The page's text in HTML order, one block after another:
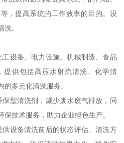
，提高系统的工作效率的目的。设
。
设备、电力设施、机械制造、食品
提供包括高压水射流清洗、化学清
多元化清洗服务。
型清洗剂，减少废水废气排放，同
技术服务，助力企业绿色生产。
设备清洗前后的状态评估、清洗方